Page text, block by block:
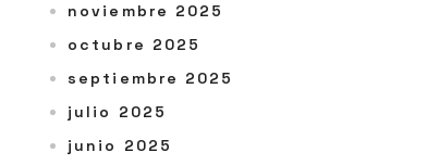
noviembre 2025
octubre 2025
septiembre 2025
julio 2025
junio 2025